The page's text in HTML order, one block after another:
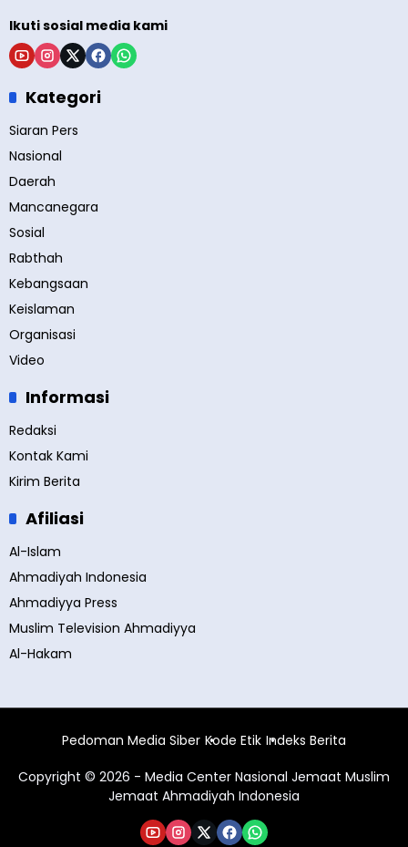
Ikuti sosial media kami
Kategori
Siaran Pers
Nasional
Daerah
Mancanegara
Sosial
Rabthah
Kebangsaan
Keislaman
Organisasi
Video
Informasi
Redaksi
Kontak Kami
Kirim Berita
Afiliasi
Al-Islam
Ahmadiyah Indonesia
Ahmadiyya Press
Muslim Television Ahmadiyya
Al-Hakam
Pedoman Media Siber Kode Etik Indeks Berita
Copyright © 2026 - Media Center Nasional Jemaat Muslim
Jemaat Ahmadiyah Indonesia